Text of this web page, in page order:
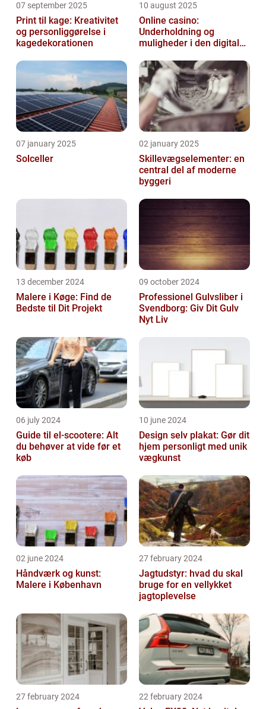
07 september 2025
Print til kage: Kreativitet
og personliggørelse i
kagedekorationen
10 august 2025
Online casino:
Underholdning og
muligheder i den digitale
07 january 2025
Solceller
02 january 2025
Skillevægselementer: en
central del af moderne
byggeri
13 december 2024
Malere i Køge: Find de
Bedste til Dit Projekt
09 october 2024
Professionel Gulvsliber i
Svendborg: Giv Dit Gulv
Nyt Liv
06 july 2024
Guide til el-scootere: Alt
du behøver at vide før et
køb
10 june 2024
Design selv plakat: Gør dit
hjem personligt med unik
vægkunst
02 june 2024
Håndværk og kunst:
Malere i København
27 february 2024
Jagtudstyr: hvad du skal
bruge for en vellykket
jagtoplevelse
27 february 2024 22 february 2024